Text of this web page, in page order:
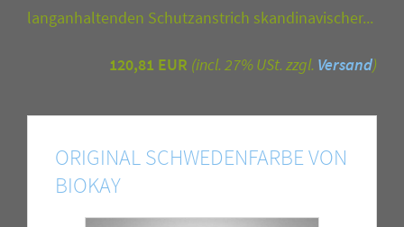
langanhaltenden Schutzanstrich skandinavischer...
120,81 EUR (incl. 27% USt. zzgl. Versand)
ORIGINAL SCHWEDENFARBE VON
BIOKAY